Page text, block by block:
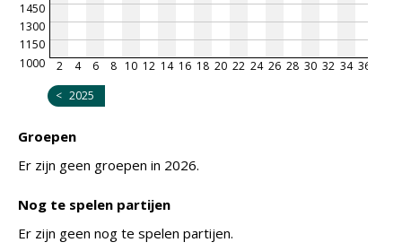
1450
1300
1150
1000
2 4 6 8 10 12 14 16 18 20 22 24 26 28 30 32 34 36
< 2025
Groepen
Er zijn geen groepen in 2026.
Nog te spelen partijen
Er zijn geen nog te spelen partijen.